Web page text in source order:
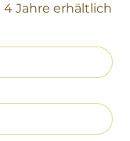
Jahre erhältlich